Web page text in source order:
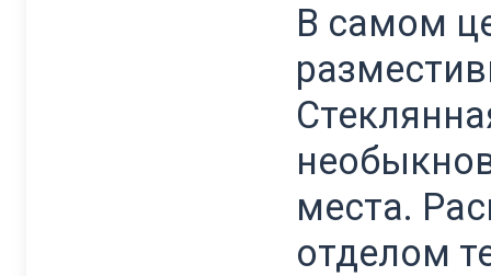
В самом
места.
отделом